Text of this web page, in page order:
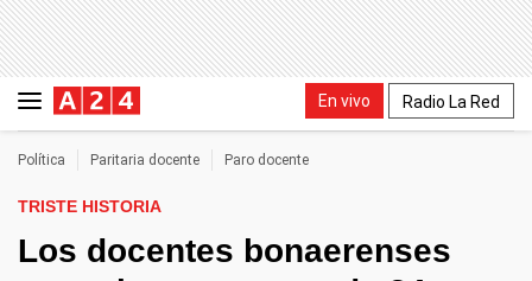
En vivo Radio La Red
Política Paritaria docente Paro docente
TRISTE HISTORIA
Los docentes bonaerenses